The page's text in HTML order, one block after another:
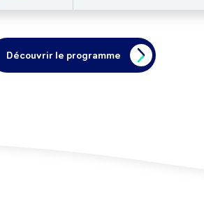
Découvrir le programme